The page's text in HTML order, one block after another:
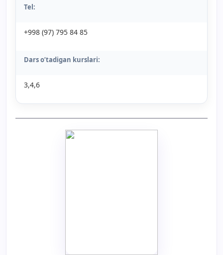
Tel:
+998 (97) 795 84 85
Dars o’tadigan kurslari:
3,4,6